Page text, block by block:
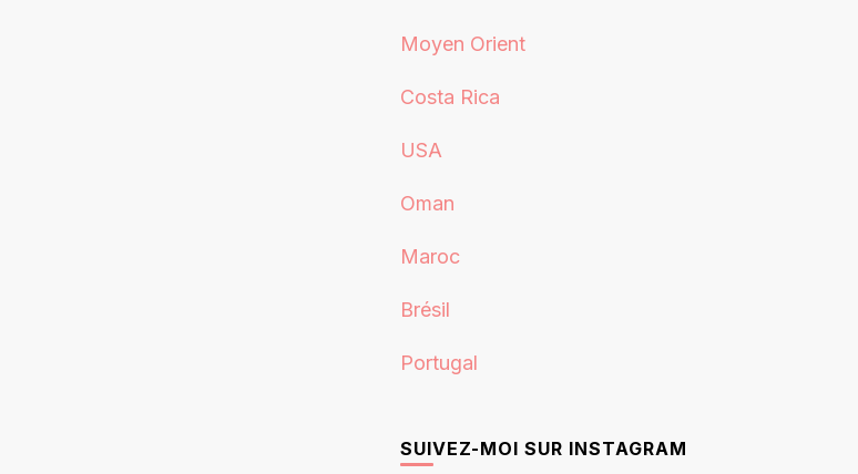
Moyen Orient
Costa Rica
USA
Oman
Maroc
Brésil
Portugal
SUIVEZ-MOI SUR INSTAGRAM